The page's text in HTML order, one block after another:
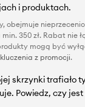
i produktach.
obejmuje
350 zł. Rabat nie
mogą być
z promocji.
skrzynki trafiało
Powiedz, czy jest